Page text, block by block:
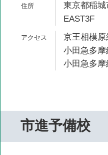
東京都稲
EAST3F
京王相模
小田急多
小田急多
市進予備校